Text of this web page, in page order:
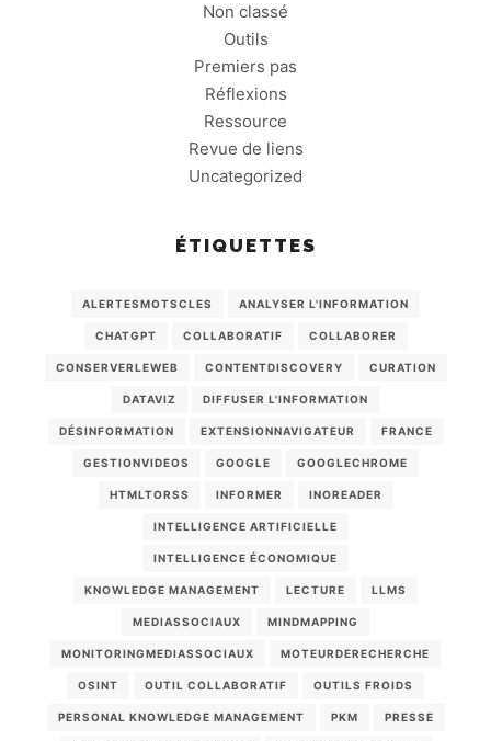
Non classé
Outils
Premiers pas
Réflexions
Ressource
Revue de liens
Uncategorized
ÉTIQUETTES
ALERTESMOTSCLES ANALYSER L'INFORMATION
CHATGPT COLLABORATIF COLLABORER
CONSERVERLEWEB CONTENTDISCOVERY CURATION
DATAVIZ DIFFUSER L'INFORMATION
DÉSINFORMATION EXTENSIONNAVIGATEUR FRANCE
GESTIONVIDEOS GOOGLE GOOGLECHROME
HTMLTORSS INFORMER INOREADER
INTELLIGENCE ARTIFICIELLE
INTELLIGENCE ÉCONOMIQUE
KNOWLEDGE MANAGEMENT LECTURE LLMS
MEDIASSOCIAUX MINDMAPPING
MONITORINGMEDIASSOCIAUX MOTEURDERECHERCHE
OSINT OUTIL COLLABORATIF OUTILS FROIDS
PERSONAL KNOWLEDGE MANAGEMENT PKM PRESSE